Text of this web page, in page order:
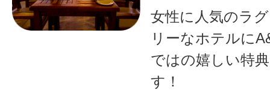
女性に人気のラ
リーなホテルに
ではの嬉しい特
す！